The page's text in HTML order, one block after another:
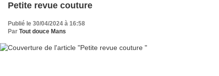
Petite revue couture
Publié le 30/04/2024 à 16:58
Par Tout douce Mans